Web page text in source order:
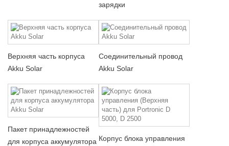
зарядки
Верхняя часть корпуса
Akku Solar
Соединительный провод
Akku Solar
Пакет принадлежностей
для корпуса аккумулятора Корпус блока управления